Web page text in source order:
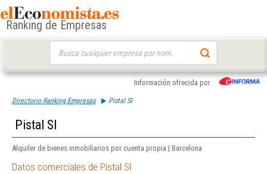
Ranking de Empresas
Información ofrecida por
Directorio Ranking Empresas Pistal Sl
Pistal Sl
Alquiler de bienes inmobiliarios por cuenta propia | Barcelona
Datos comerciales de Pistal Sl